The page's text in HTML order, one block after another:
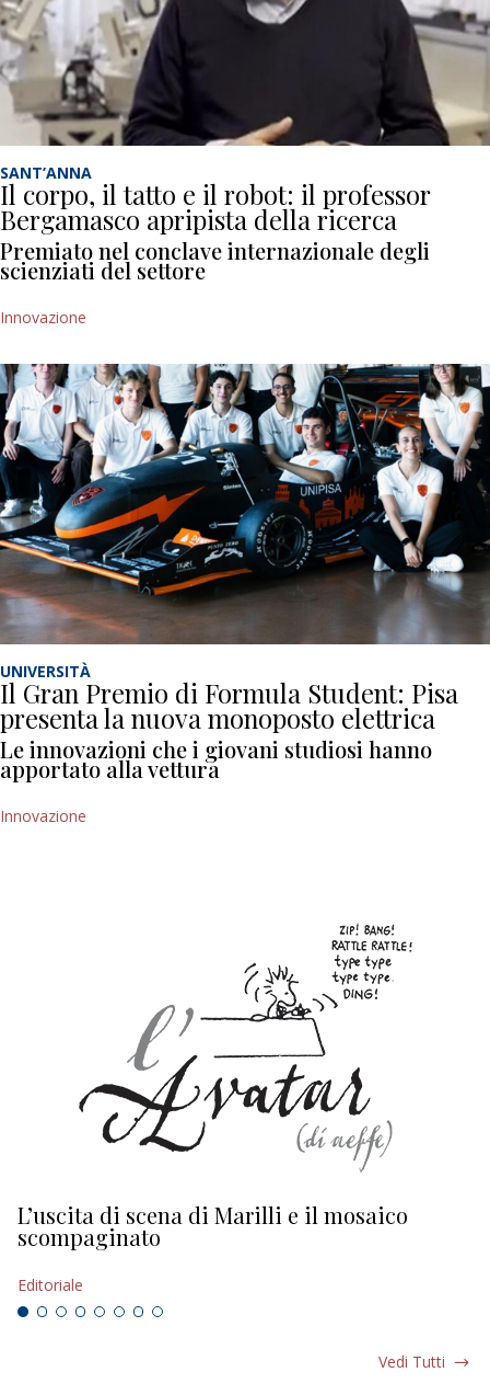
SANT’ANNA
Il corpo, il tatto e il robot: il professor
Bergamasco apripista della ricerca
Premiato nel conclave internazionale degli
scienziati del settore
Innovazione
UNIVERSITÀ
Il Gran Premio di Formula Student: Pisa
presenta la nuova monoposto elettrica
Le innovazioni che i giovani studiosi hanno
apportato alla vettura
Innovazione
L’uscita di scena di Marilli e il mosaico
scompaginato
Editoriale
Vedi Tutti